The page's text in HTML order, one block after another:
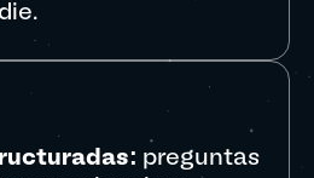
preguntas